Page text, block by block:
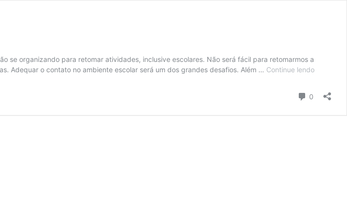
se organizando para retomar atividades, inclusive escolares. Não será fácil para retomarmos a
Adequar o contato no ambiente escolar será um dos grandes desafios. Além … Continue lendoCartazes
para
0